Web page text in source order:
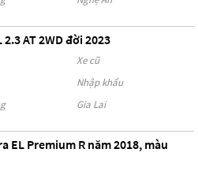
AT 2WD đời 2023
Xe cũ
Nhập khẩu
Gia Lai
EL Premium R năm 2018, màu